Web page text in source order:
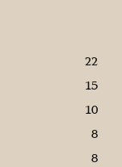
22
15
10
8
8